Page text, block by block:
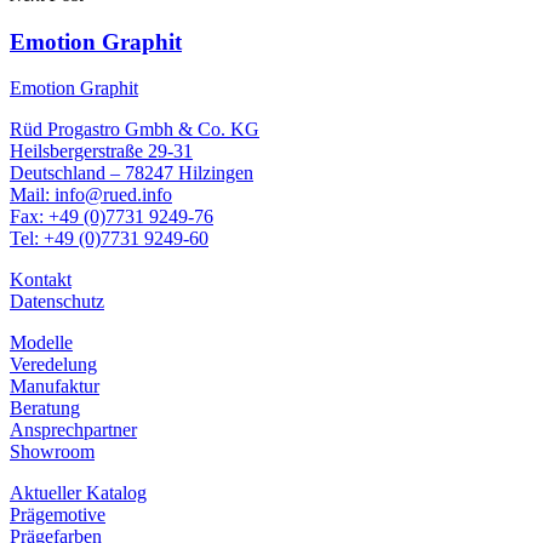
Emotion Graphit
Emotion Graphit
Rüd Progastro Gmbh & Co. KG
Heilsbergerstraße 29-31
Deutschland – 78247 Hilzingen
Mail: info@rued.info
Fax: +49 (0)7731 9249-76
Tel: +49 (0)7731 9249-60
Kontakt
Datenschutz
Modelle
Veredelung
Manufaktur
Beratung
Ansprechpartner
Showroom
Aktueller Katalog
Prägemotive
Prägefarben